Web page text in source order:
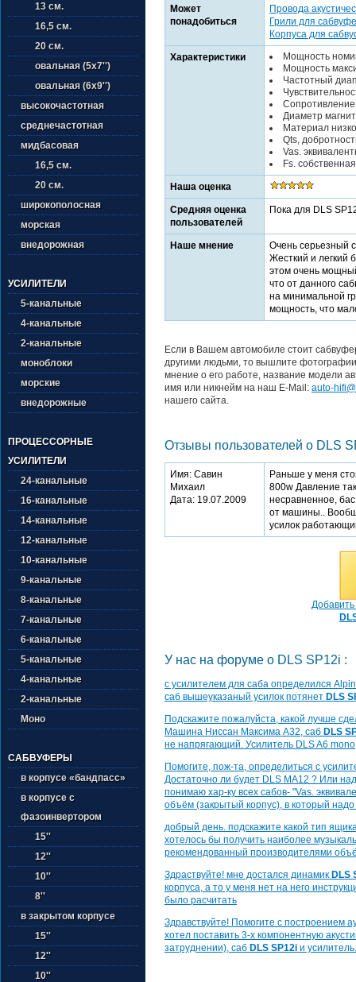
13 см.
16,5 см.
20 см.
овальная (5х7'')
овальная (6х9'')
высокочастотная
среднечастотная
мидбасовая
16,5 см.
20 см.
широкополосная
морская
внедорожная
УСИЛИТЕЛИ
5-канальные
4-канальные
2-канальные
моноблоки
морские
внедорожные
ПРОЦЕССОРНЫЕ
УСИЛИТЕЛИ
24-канальные
16-канальные
14-канальные
12-канальные
10-канальные
9-канальные
8-канальные
7-канальные
6-канальные
5-канальные
4-канальные
2-канальные
Моно
САБВУФЕРЫ
в корпусе «бандпасс»
в корпусе с
фазоинвертором
15''
12''
10''
8''
в закрытом корпусе
15''
12''
10''
Может
понадобиться
Провода
Грили для
Корпуса для
Характеристики
Мощность
Мощность
Частотный
Диаметр
Материал
Qts,
Vas.
Fs.
Наша оценка
Средняя оценка
пользователей
Пока для DLS
Наше мнение
Очень серьезный
Жесткий и легкий
этом очень
что от данного
на минимальной
мощность, что
Если в Вашем автомобиле стоит
другими людьми, то вышлите
мнение о его работе, название модели
имя или никнейм на наш E-Mail: auto-
нашего сайта.
Отзывы пользователей о DLS
Имя: Савин
Михаил
Дата: 19.07.2009
Раньше у меня
800w Давление
несравненное,
от машины..
усилок
У нас на форуме о DLS SP12i :
с усилителем для саба определился
саб вышеуказаный усилок потянет DLS
Подскажите пожалуйста, какой лучше
Машина Ниссан Максима А32, саб DLS
не напрягающий. Усилитель DLS A6
Помогите, пож-та, определиться с
Достаточно ли будет DLS MA12 ? Или
понимаю хар-ку всех сабов- "Vas.
объём (закрытый корпус), в который
добрый день. подскажите какой тип
хотелось бы получить наиболее
рекомендованный производителями
Здраствуйте! мне достался динамик DLS
корпуса, а то у меня нет на него
было расчитать
Здравствуйте! Помогите с построением
хотел поставить 3-х компонентную
затруднении), саб DLS SP12i и